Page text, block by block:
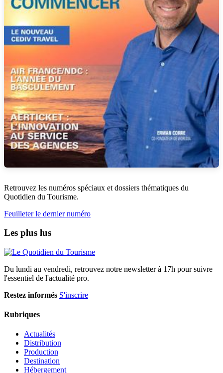
Retrouvez les numéros spéciaux et dossiers thématiques du
Quotidien du Tourisme.
Feuilleter le dernier numéro
Les plus lus
Du lundi au vendredi, retrouvez notre newsletter à 17h pour suivre
l'essentiel de l'actualité pro.
Restez informés S'inscrire
Rubriques
Actualités
Distribution
Production
Destination
Hébergement